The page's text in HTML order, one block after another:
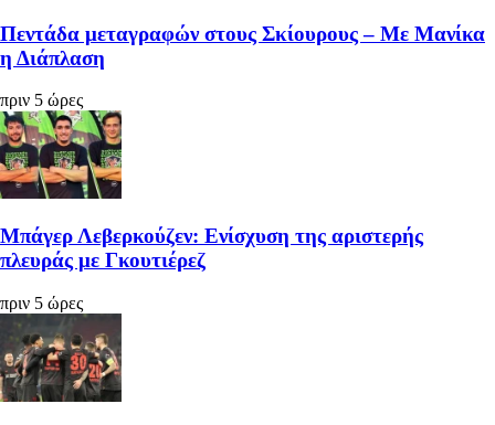
Πεντάδα μεταγραφών στους Σκίουρους – Με Μανίκα
η Διάπλαση
πριν 5 ώρες
Μπάγερ Λεβερκούζεν: Ενίσχυση της αριστερής
πλευράς με Γκουτιέρεζ
πριν 5 ώρες